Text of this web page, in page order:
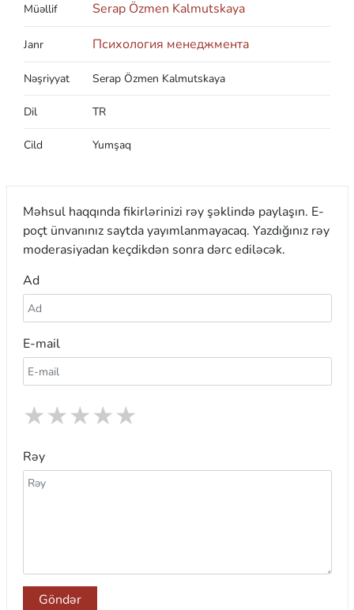
Müəllif Serap Özmen Kalmutskaya
Janr Психология менеджмента
Nəşriyyat Serap Özmen Kalmutskaya
Dil TR
Cild Yumşaq
Məhsul haqqında fikirlərinizi rəy şəklində paylaşın. E-
poçt ünvanınız saytda yayımlanmayacaq. Yazdığınız rəy
moderasiyadan keçdikdən sonra dərc ediləcək.
Ad
E-mail
★
★
★
★
★
Rəy
Göndər